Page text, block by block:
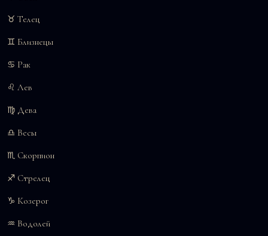
♉ Телец
♊ Близнецы
♋ Рак
♌ Лев
♍ Дева
♎ Весы
♏ Скорпион
♐ Стрелец
♑ Козерог
♒ Водолей